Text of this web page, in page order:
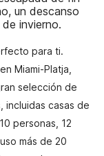
un descanso
invierno.
para ti.
Miami-Platja,
selección de
incluidas casas de
personas, 12
más de 20